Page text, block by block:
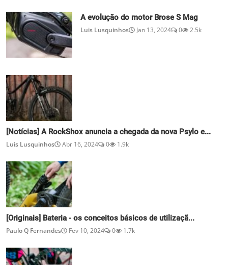
A evolução do motor Brose S Mag
Luis Lusquinhos Jan 13, 2024 0 2.5k
[Notícias] A RockShox anuncia a chegada da nova Psylo e...
Luis Lusquinhos Abr 16, 2024 0 1.9k
[Originais] Bateria - os conceitos básicos de utilizaçã...
Paulo Q Fernandes Fev 10, 2024 0 1.7k